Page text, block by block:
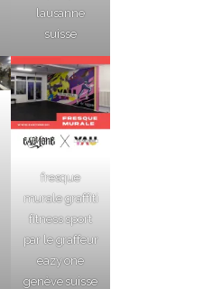
lausanne
suisse
fresque
murale graffiti
fitness sport
par le graffeur
eazy one
genève suisse